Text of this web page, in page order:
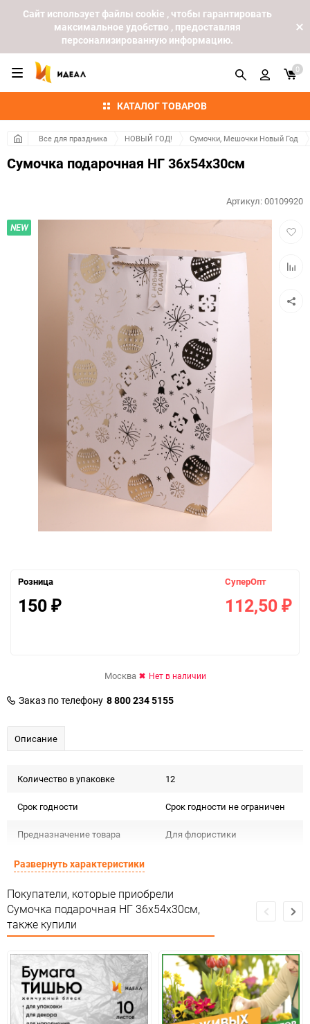
Cайт использует файлы cookie , чтобы гарантировать
максимальное удобство , предоставляя
персонализированную информацию.
КАТАЛОГ ТОВАРОВ
0
Все для праздника НОВЫЙ ГОД! Сумочки, Мешочки Новый Год
Сумочка подарочная НГ 36х54х30см
NEW
Артикул:00109920
Розница
150 ₽
СуперОпт
112,50 ₽
Москва Нет в наличии
Заказ по телефону 8 800 234 5155
Описание
Количество в упаковке 12
Срок годности Срок годности не ограничен
Предназначение товара Для флористики
Сертификация
Особые условия Особых условий не требует
Минимальное количество
Количество в коробке 120
Единица измерения шт.
Развернуть характеристики
Покупатели, которые приобрели
Сумочка подарочная НГ 36х54х30см,
также купили